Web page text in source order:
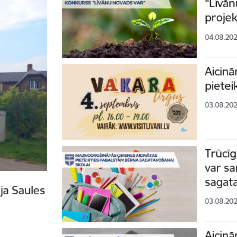
Saules
var